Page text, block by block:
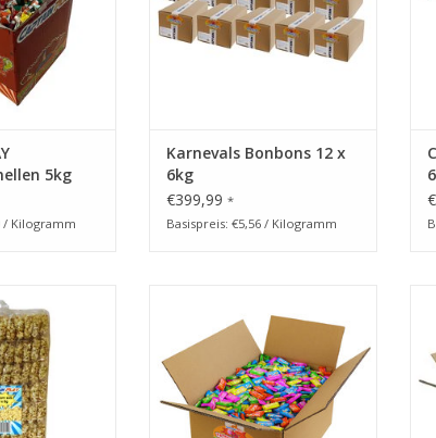
5kg
/ Kilogramm
Karnevals Bonbons 12 x
6kg
€399,99 *
Basispreis: €5,56 / Kilogramm
& frisch
HINZUFÜGEN
Einzelverpackung
ZUM WARENKORB HINZUFÜGEN